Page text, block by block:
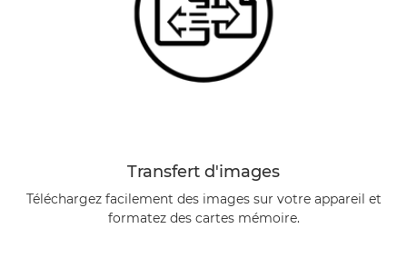
Transfert d'images
Téléchargez facilement des images sur votre appareil et
formatez des cartes mémoire.